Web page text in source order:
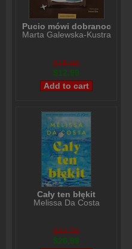
Pucio mówi dobranoc
Marta Galewska-Kustra
$15,99
$12,99
Cały ten błękit
Melissa Da Costa
$32,79
$26,98